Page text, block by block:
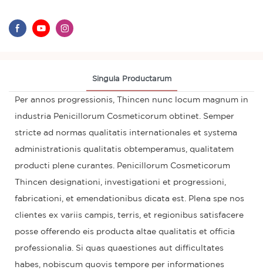
Singula Productarum
Per annos progressionis, Thincen nunc locum magnum in
industria Penicillorum Cosmeticorum obtinet. Semper
stricte ad normas qualitatis internationales et systema
administrationis qualitatis obtemperamus, qualitatem
producti plene curantes. Penicillorum Cosmeticorum
Thincen designationi, investigationi et progressioni,
fabricationi, et emendationibus dicata est. Plena spe nos
clientes ex variis campis, terris, et regionibus satisfacere
posse offerendo eis producta altae qualitatis et officia
professionalia. Si quas quaestiones aut difficultates
habes, nobiscum quovis tempore per informationes